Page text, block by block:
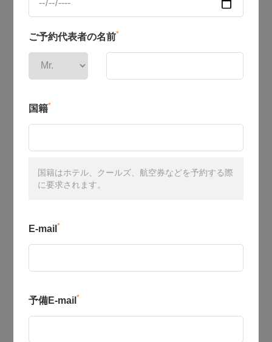
ご予約代表者の名前*
国籍*
国籍はホテル、クールズ、航空券などを予約する際
に要求されます。
E-mail *
予備E-mail *